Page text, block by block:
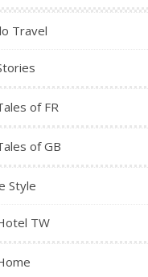
Travel
of FR
of GB
Style
TW